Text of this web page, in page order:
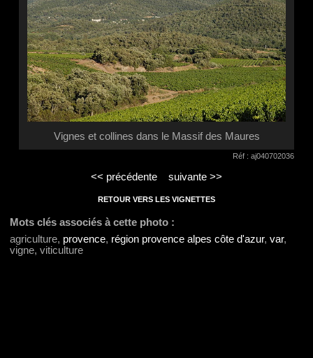
Vignes et collines dans le Massif des Maures
Réf : aj040702036
<< précédente suivante >>
RETOUR VERS LES VIGNETTES
Mots clés associés à cette photo :
agriculture, provence, région provence alpes côte d'azur, var,
vigne, viticulture